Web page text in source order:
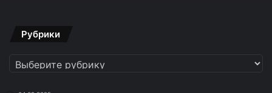
Рубрики
Рубрики